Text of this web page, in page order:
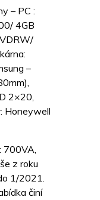
– PC :
4GB
–
2×20,
Honeywell
700VA,
z roku
1/2021.
činí